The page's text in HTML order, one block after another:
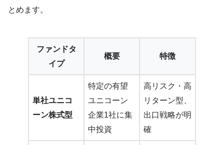
とめます。
ファンドタ
イプ
概要 特徴
単社ユニコ
ーン株式型
特定の有望
ユニコーン
企業1社に集
中投資
高リスク・高
リターン型、
出口戦略が明
確